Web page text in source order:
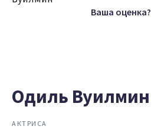
Ваша оценка?
Одиль Вуилмин
АКТРИСА